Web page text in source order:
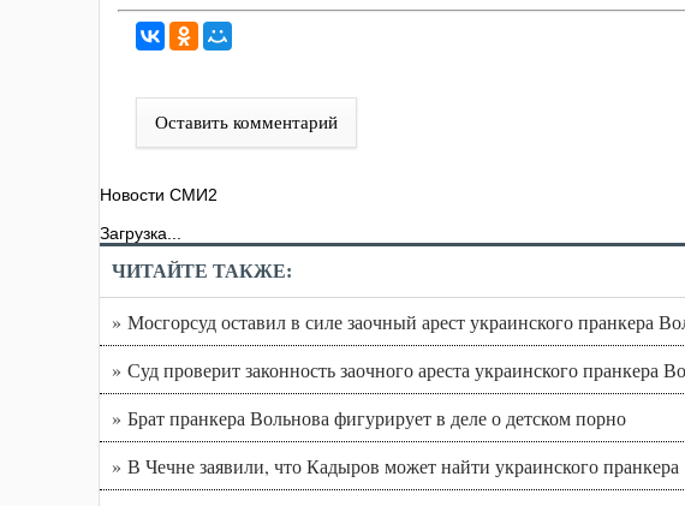
Оставить комментарий
Новости СМИ2
Загрузка...
ЧИТАЙТЕ ТАКЖЕ:
» Мосгорсуд оставил в силе заочный арест украинского пранкера
» Суд проверит законность заочного ареста украинского пранкера
» Брат пранкера Вольнова фигурирует в деле о детском порно
» В Чечне заявили, что Кадыров может найти украинского пранкера